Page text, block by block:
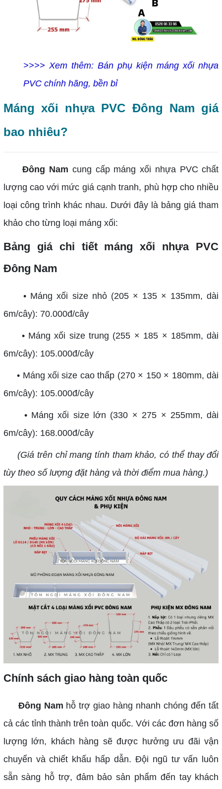
>>>> Xem thêm: Bán phụ kiện máng xối nhựa
PVC chính hãng, bền bỉ
Máng xối nhựa PVC Đông Nam giá
bao nhiêu?
Đông Nam cung cấp máng xối nhựa PVC chất
lượng cao với mức giá cạnh tranh, phù hợp cho nhiều
loại công trình khác nhau. Dưới đây là bảng giá tham
khảo cho từng loại máng xối:
Bảng giá chi tiết máng xối nhựa PVC
Đông Nam
• Máng xối size nhỏ (205 × 135 × 135mm, dài
6m/cây): 70.000đ/cây
• Máng xối size trung (255 × 185 × 185mm, dài
6m/cây): 105.000đ/cây
• Máng xối size cao thấp (270 × 150 × 180mm, dài
6m/cây): 105.000đ/cây
• Máng xối size lớn (330 × 275 × 255mm, dài
6m/cây): 168.000đ/cây
(Giá trên chỉ mang tính tham khảo, có thể thay đổi
tùy theo số lượng đặt hàng và thời điểm mua hàng.)
Chính sách giao hàng toàn quốc
Đông Nam hỗ trợ giao hàng nhanh chóng đến tất
cả các tỉnh thành trên toàn quốc. Với các đơn hàng số
lượng lớn, khách hàng sẽ được hưởng ưu đãi vận
chuyển và chiết khấu hấp dẫn. Đội ngũ tư vấn luôn
sẵn sàng hỗ trợ, đảm bảo sản phẩm đến tay khách